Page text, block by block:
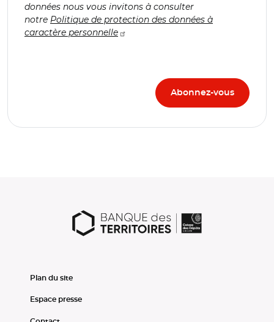
données nous vous invitons à consulter
notre Politique de protection des données à
caractère personnelle
Plan du site
Espace presse